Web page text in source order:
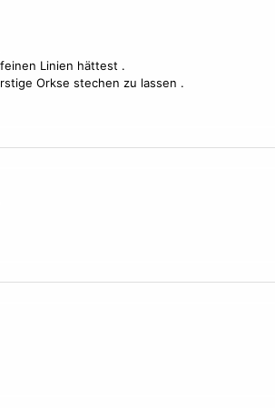
Linien hättest .
Orkse stechen zu lassen .